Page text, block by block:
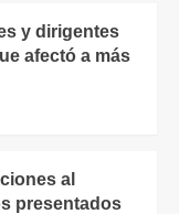
y dirigentes
afectó a más
al
presentados